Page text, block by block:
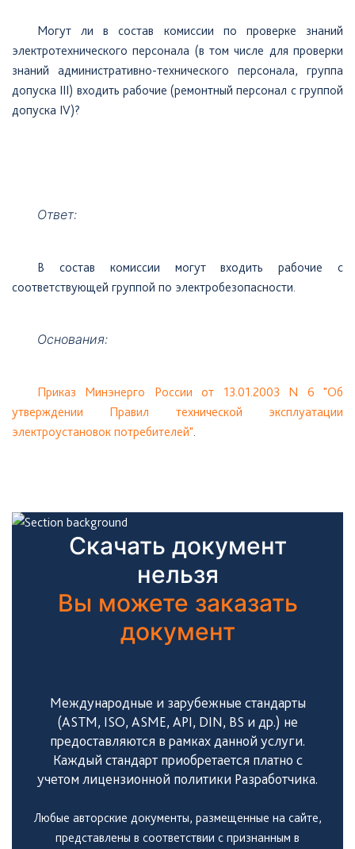
Могут
ли в состав комиссии по проверке знаний
электротехнического персонала (в том числе для проверки
знаний административно-технического персонала, группа
допуска III) входить рабочие (ремонтный персонал с группой
допуска IV)?
Ответ:
В
состав комиссии могут входить рабочие с
соответствующей группой по электробезопасности.
Основания:
Приказ
Минэнерго России от 13.01.2003 N 6 "Об
утверждении Правил технической эксплуатации
электроустановок потребителей".
Скачать документ
нельзя
Вы можете заказать
документ
Международные и зарубежные стандарты
(ASTM, ISO, ASME, API, DIN, BS и др.) не
предоставляются в рамках данной услуги.
Каждый стандарт приобретается платно с
учетом лицензионной политики Разработчика.
Любые авторские документы, размещенные на сайте,
представлены в соответствии с признанным в